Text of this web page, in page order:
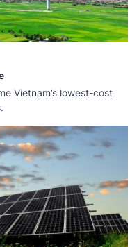
Vietnam’s lowest-cost